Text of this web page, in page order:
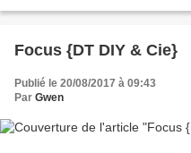
Focus {DT DIY & Cie}
Publié le 20/08/2017 à 09:43
Par Gwen